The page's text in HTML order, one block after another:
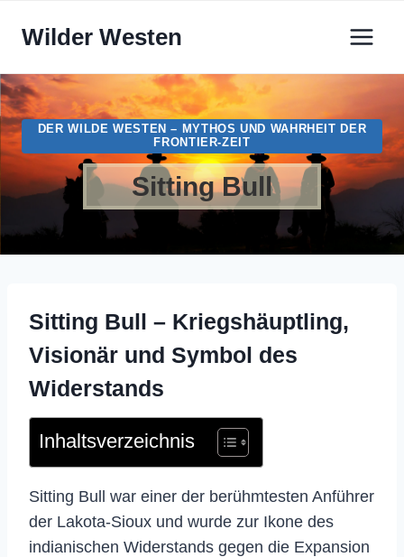
InhaltWilder Westen
DER WILDE WESTEN – MYTHOS UND WAHRHEIT DER
FRONTIER-ZEIT
Sitting Bull
Sitting Bull – Kriegshäuptling,
Visionär und Symbol des
Widerstands
Inhaltsverzeichnis
Sitting Bull war einer der berühmtesten Anführer
der Lakota-Sioux und wurde zur Ikone des
indianischen Widerstands gegen die Expansion